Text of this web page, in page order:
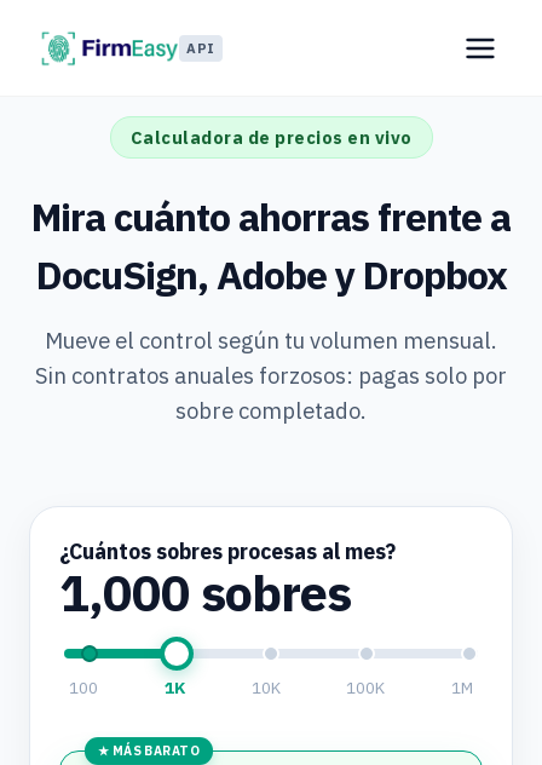
API
Calculadora de precios en vivo
Mira cuánto ahorras frente a
DocuSign, Adobe y Dropbox
Mueve el control según tu volumen mensual.
Sin contratos anuales forzosos: pagas solo por
sobre completado.
¿Cuántos sobres procesas al mes?
1,000 sobres
100 1K 10K 100K 1M
★ MÁS BARATO